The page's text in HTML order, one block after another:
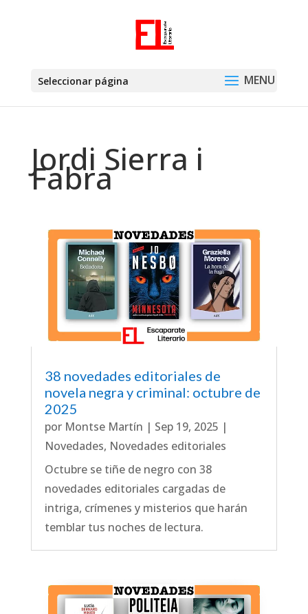
Seleccionar página
Jordi Sierra i
Fabra
38 novedades editoriales de
novela negra y criminal: octubre de
2025
por Montse Martín | Sep 19, 2025 |
Novedades, Novedades editoriales
Octubre se tiñe de negro con 38
novedades editoriales cargadas de
intriga, crímenes y misterios que harán
temblar tus noches de lectura.